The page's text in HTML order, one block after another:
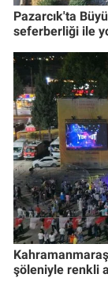
Pazarcık'ta
seferberliği ile
şöleniyle renkli